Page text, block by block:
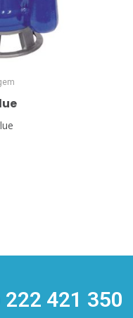
222 421 350